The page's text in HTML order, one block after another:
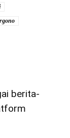
berita-